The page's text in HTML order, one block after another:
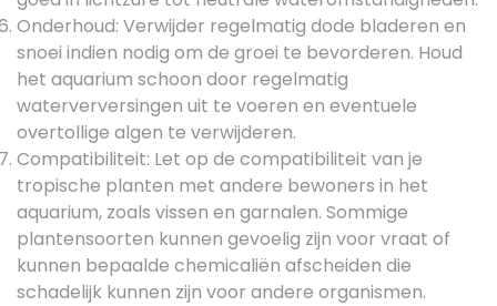
Onderhoud: Verwijder regelmatig dode bladeren en
snoei indien nodig om de groei te bevorderen. Houd
het aquarium schoon door regelmatig
waterverversingen uit te voeren en eventuele
overtollige algen te verwijderen.
Compatibiliteit: Let op de compatibiliteit van je
tropische planten met andere bewoners in het
aquarium, zoals vissen en garnalen. Sommige
plantensoorten kunnen gevoelig zijn voor vraat of
kunnen bepaalde chemicaliën afscheiden die
schadelijk kunnen zijn voor andere organismen.